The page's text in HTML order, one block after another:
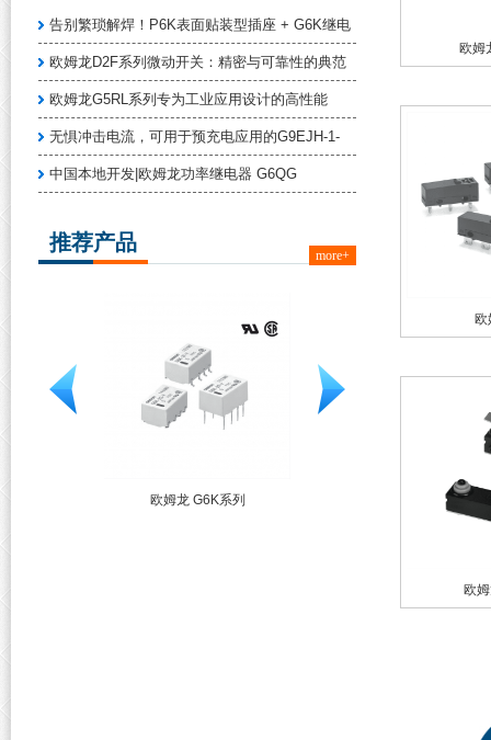
告别繁琐解焊！P6K表面贴装型插座 + G6K继电
欧姆龙D2F系列微动开关：精密与可靠性的典范
欧姆龙G5RL系列专为工业应用设计的高性能
无惧冲击电流，可用于预充电应用的G9EJH-1-
中国本地开发|欧姆龙功率继电器 G6QG
推荐产品
more+
欧姆龙 G6K系列 欧姆龙 G5NB系列
欧姆
欧
欧